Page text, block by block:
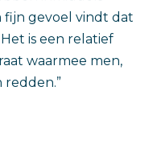
fijn gevoel vindt dat
is een relatief
waarmee men,
redden.”